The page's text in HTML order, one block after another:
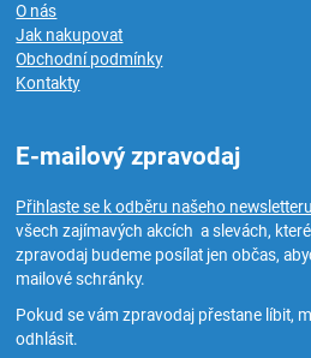
O nás
Jak nakupovat
Obchodní podmínky
Kontakty
E-mailový zpravodaj
Přihlaste se k odběru našeho newsletteru
všech zajímavých akcích a slevách,
zpravodaj budeme posílat jen občas,
mailové schránky.
Pokud se vám zpravodaj přestane líbit,
odhlásit.